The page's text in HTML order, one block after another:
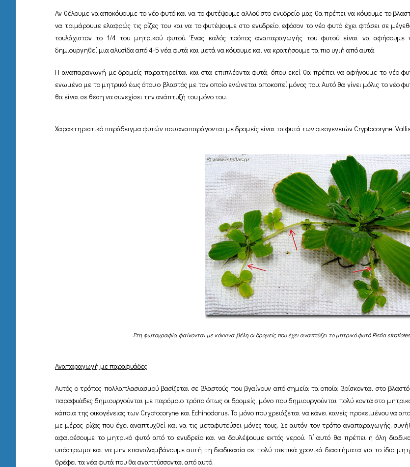
Αν θέλουμε να αποκόψουμε το νέο φυτό και να το φυτέψουμε αλλού στο ενυδρείο μας θα πρέπει να κόψουμε το
να τριμάρουμε ελαφρώς τις ρίζες του και να το φυτέψουμε στο ενυδρείο, εφόσον το νέο φυτό έχει φτάσει σε
τουλάχιστον το 1/4 του μητρικού φυτού. Ένας καλός τρόπος αναπαραγωγής του φυτού είναι να αφήσουμε
δημιουργηθεί μια αλυσίδα από 4-5 νέα φυτά και μετά να κόψουμε και να κρατήσουμε τα πιο υγιή από αυτά.
Η αναπαραγωγή με δρομείς παρατηρείται και στα επιπλέοντα φυτά, όπου εκεί θα πρέπει να αφήνουμε το νέο
ενωμένο με το μητρικό έως ότου ο βλαστός με τον οποίο ενώνεται αποκοπεί μόνος του. Αυτό θα γίνει μόλις το νέο
θα είναι σε θέση να συνεχίσει την ανάπτυξή του μόνο του.
Χαρακτηριστικό παράδειγμα φυτών που αναπαράγονται με δρομείς είναι τα φυτά των οικογενειών Cryptocoryne,
Στη φωτογραφία φαίνονται με κόκκινα βέλη οι δρομείς που έχει αναπτύξει το μητρικό φυτό Pistia
Αναπαραγωγή με παραφυάδες
Αυτός ο τρόπος πολλαπλασιασμού βασίζεται σε βλαστούς που βγαίνουν από σημεία τα οποία βρίσκονται στο
παραφυάδες δημιουργούνται με παρόμοιο τρόπο όπως οι δρομείς, μόνο που δημιουργούνται πολύ κοντά στο
κάποια της οικογένειας των Cryptocoryne και Echinodorus. Το μόνο που χρειάζεται να κάνει κανείς προκειμένου να
με μέρος ρίζας που έχει αναπτυχθεί και να τις μεταφυτεύσει μόνες τους. Σε αυτόν τον τρόπο αναπαραγωγής,
αφαιρέσουμε το μητρικό φυτό από το ενυδρείο και να δουλέψουμε εκτός νερού. Γι’ αυτό θα πρέπει η όλη
υπόστρωμα και να μην επαναλαμβάνουμε αυτή τη διαδικασία σε πολύ τακτικά χρονικά διαστήματα για το ίδιο
θρέφει τα νέα φυτά που θα αναπτύσσονται από αυτό.